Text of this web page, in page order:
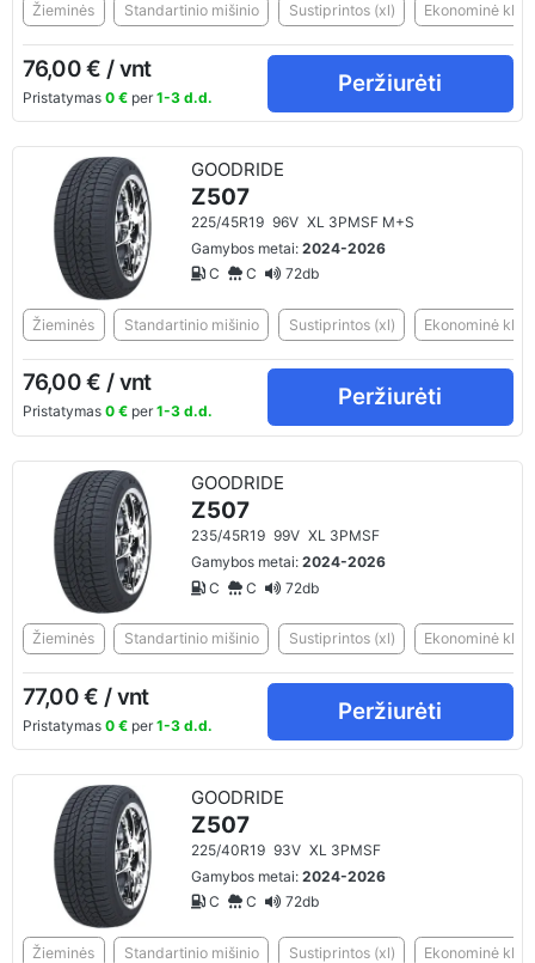
Žieminės Standartinio mišinio Sustiprintos (xl) Ekonominė
76,00 € / vnt
Pristatymas 0 €per 1-3 d.d.
Peržiurėti
GOODRIDE
Z507
225/45R19 96V XL 3PMSF M+S
Gamybos metai:2024-2026
C
C 72db
Žieminės Standartinio mišinio Sustiprintos (xl) Ekonominė
76,00 € / vnt
Pristatymas 0 €per 1-3 d.d.
Peržiurėti
GOODRIDE
Z507
235/45R19 99V XL 3PMSF
Gamybos metai:2024-2026
C
C 72db
Žieminės Standartinio mišinio Sustiprintos (xl) Ekonominė
77,00 € / vnt
Pristatymas 0 €per 1-3 d.d.
Peržiurėti
GOODRIDE
Z507
225/40R19 93V XL 3PMSF
Gamybos metai:2024-2026
C
C 72db
Žieminės Standartinio mišinio Sustiprintos (xl) Ekonominė